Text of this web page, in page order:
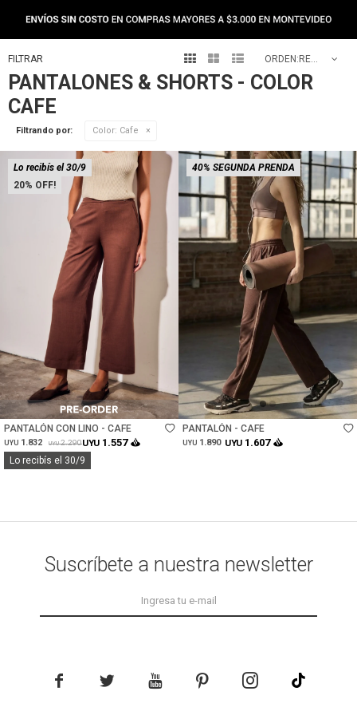
PANTALONES & SHORTS - COLOR
CAFE
   RECOMENDADOS
Filtrando por: Color: Cafe
20
Lo recibís el 30/9
Talle
PANTALÓN CON LINO - CAFE
UYU 1.832 UYU 2.290UYU 1.557
Lo recibís el 30/9
40% SEGUNDA PRENDA
Talle
PANTALÓN - CAFE
UYU 1.890 UYU 1.607
Suscríbete a nuestra newsletter
    